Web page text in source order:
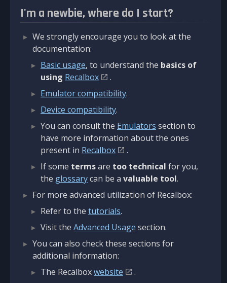
I'm a newbie, where do I start?
We strongly encourage you to look at the
documentation:
Basic usage, to understand the basics of
using Recalbox
.
Emulator compatibility.
Device compatibility.
You can consult the Emulators section to
have more information about the ones
present in Recalbox
.
If some termsare too technical for you,
the glossarycan be a valuable tool.
For more advanced utilization of Recalbox:
Refer to the tutorials.
Visit the Advanced Usage section.
You can also check these sections for
additional information:
The Recalboxwebsite
.